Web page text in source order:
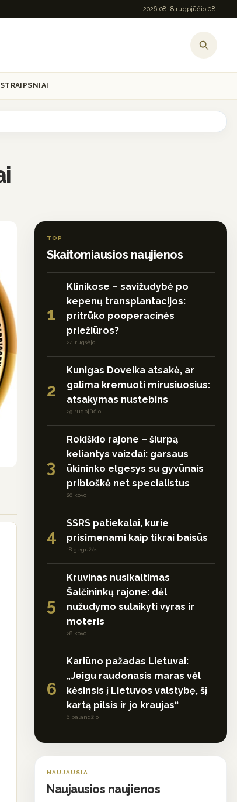
2026 08. 8 rugpjūčio 08.
TOP
Skaitomiausios naujienos
1
Klinikose – savižudybė po
kepenų transplantacijos:
pritrūko pooperacinės
priežiūros?
24 rugsėjo
2
Kunigas Doveika atsakė, ar
galima kremuoti mirusiuosius:
atsakymas nustebins
29 rugpjūčio
3
Rokiškio rajone – šiurpą
keliantys vaizdai: garsaus
ūkininko elgesys su gyvūnais
pribloškė net specialistus
20 kovo
4
SSRS patiekalai, kurie
prisimenami kaip tikrai baisūs
18 gegužės
5
Kruvinas nusikaltimas
Šalčininkų rajone: dėl
nužudymo sulaikyti vyras ir
moteris
28 kovo
6
Kariūno pažadas Lietuvai:
„Jeigu raudonasis maras vėl
kėsinsis į Lietuvos valstybę, šį
kartą pilsis ir jo kraujas“
6 balandžio
NAUJAUSIA
Naujausios naujienos